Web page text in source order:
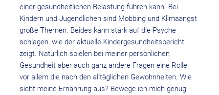
einer gesundheitlichen Belastung führen kann. Bei
Kindern und Jugendlichen sind Mobbing und Klimaangst
große Themen. Beides kann stark auf die Psyche
schlagen, wie der aktuelle Kindergesundheitsbericht
zeigt. Natürlich spielen bei meiner persönlichen
Gesundheit aber auch ganz andere Fragen eine Rolle –
vor allem die nach den alltäglichen Gewohnheiten. Wie
sieht meine Ernährung aus? Bewege ich mich genug